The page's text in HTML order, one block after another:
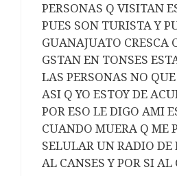
PERSONAS Q VISITAN
PUES SON TURISTA Y
GUANAJUATO CRESCA
GSTAN EN TONSES
LAS PERSONAS NO
ASI Q YO ESTOY DE
POR ESO LE DIGO AMI
CUANDO MUERA Q ME
SELULAR UN RADIO DE
AL CANSES Y POR SI